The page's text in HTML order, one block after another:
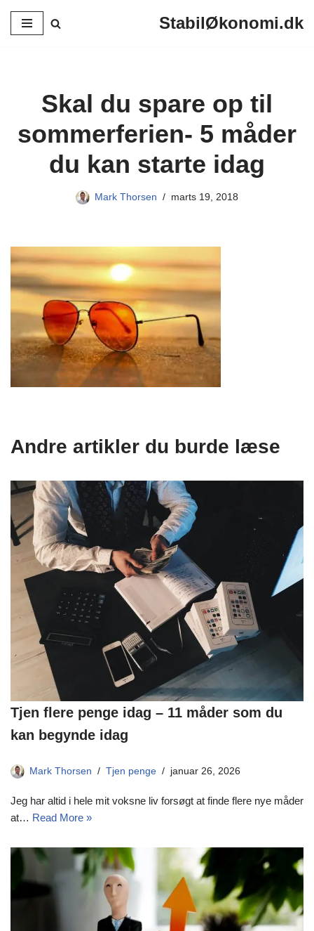
Spring
StabilØkonomi.dk
Skal du spare op til
sommerferien- 5 måder
du kan starte idag
Mark Thorsen marts 19, 2018
Andre artikler du burde læse
Tjen flere penge idag – 11 måder som du
kan begynde idag
Mark Thorsen Tjen penge januar 26, 2026
Jeg har altid i hele mit voksne liv forsøgt at finde flere nye måder
at… Read More »